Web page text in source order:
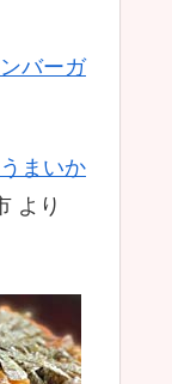
バーガ
まいか
より